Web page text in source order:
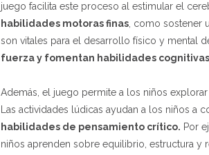
juego facilita este proceso al estimular el
habilidades motoras finas, como sostener
son vitales para el desarrollo físico y mental
fuerza y fomentan habilidades
Además, el juego permite a los niños
Las actividades lúdicas ayudan a los niños a
habilidades de pensamiento crítico. Por
niños aprenden sobre equilibrio, estructura y